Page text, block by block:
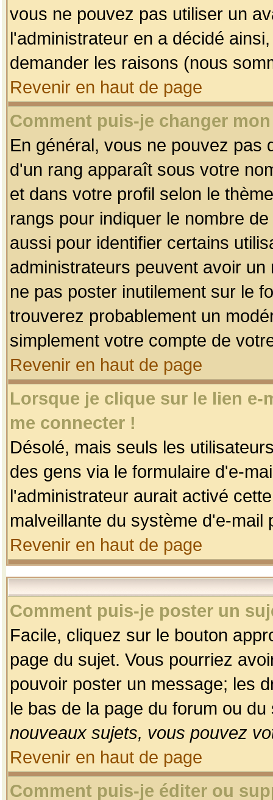
vous ne pouvez pas utiliser un
l'administrateur en a décidé
demander les raisons (nous
Revenir en haut de page
Comment puis-je changer
En général, vous ne pouvez pas
d'un rang apparaît sous votre
et dans votre profil selon le
rangs pour indiquer le nombre
aussi pour identifier certains
administrateurs peuvent avoir
ne pas poster inutilement sur le
trouverez probablement un
simplement votre compte de
Revenir en haut de page
Lorsque je clique sur le lien
me connecter !
Désolé, mais seuls les
des gens via le formulaire d'e-
l'administrateur aurait activé
malveillante du système d'e-
Revenir en haut de page
Comment puis-je poster un
Facile, cliquez sur le bouton
page du sujet. Vous pourriez
pouvoir poster un message; les
le bas de la page du forum ou
nouveaux sujets, vous pouvez
Revenir en haut de page
Comment puis-je éditer ou